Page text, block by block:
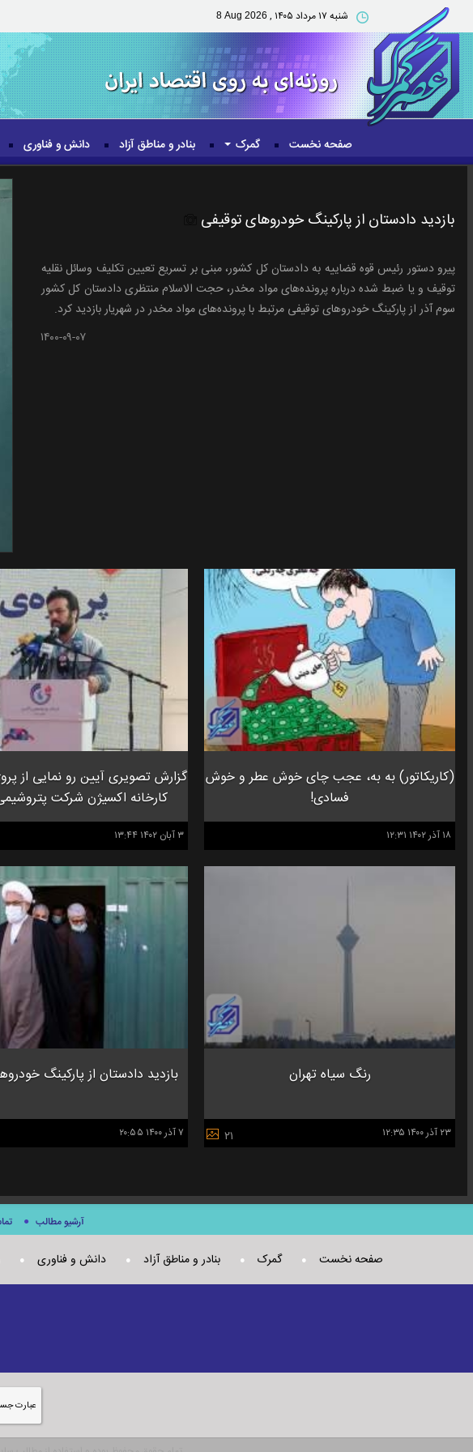
شنبه ۱۷ مرداد ۱۴۰۵ , 8 Aug 2026
صفحه نخست گمرک بنادر و مناطق آزاد دانش و فناوری
بازدید دادستان از پارکینگ خودرو‌های توقیفی
پیرو دستور رئیس قوه قضاییه به دادستان کل کشور، مبنی بر تسریع تعیین تکلیف وسائل نقلیه
توقیف و یا ضبط شده درباره پرونده‌های مواد مخدر، حجت الاسلام منتظری دادستان کل کشور
سوم آذر از پارکینگ خودرو‌های توقیفی مرتبط با پرونده‌های مواد مخدر در شهریار بازدید کرد.
۱۴۰۰-۰۹-۰۷
(کاریکاتور) به به، عجب چای خوش عطر و خوش
فسادی!
۱۸ آذر ۱۴۰۲ ۱۲:۳۱
گزارش تصویری آیین رو نمایی از
کارخانه اکسیژن شرکت
۳ آبان ۱۴۰۲ ۱۳:۴۴
رنگ سیاه تهران
۲۳ آذر ۱۴۰۰ ۱۲:۳۵ ۲۱
بازدید دادستان از پارکینگ
۷ آذر ۱۴۰۰ ۲۰:۵۵
آرشیو مطالب
صفحه نخست گمرک بنادر و مناطق آزاد دانش و فناوری